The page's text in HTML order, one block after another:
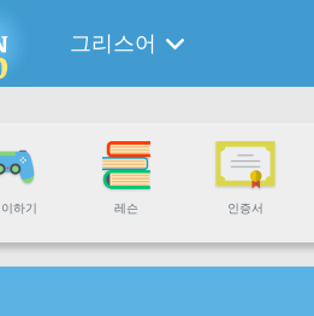
그리스어
하기 레슨 인증서